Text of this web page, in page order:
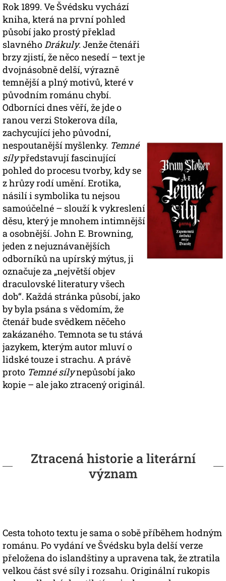
Rok 1899. Ve Švédsku vychází
kniha, která na první pohled
působí jako prostý překlad
slavnéhoDrákuly. Jenže čtenáři
brzy zjistí, že něco nesedí – text je
dvojnásobně delší, výrazně
temnější a plný motivů, které v
původním románu chybí.
Odborníci dnes věří, že jde o
ranou verzi Stokerova díla,
zachycující jeho původní,
nespoutanější myšlenky. Temné
sílypředstavují fascinující
pohled do procesu tvorby, kdy se
z hrůzy rodí umění. Erotika,
násilí i symbolika tu nejsou
samoúčelné – slouží k vykreslení
děsu, který je mnohem intimnější
a osobnější. John E. Browning,
jeden z nejuznávanějších
odborníků na upírský mýtus, ji
označuje za „největší objev
draculovské literatury všech
dob“. Každá stránka působí, jako
by byla psána s vědomím, že
čtenář bude svědkem něčeho
zakázaného. Temnota se tu stává
jazykem, kterým autor mluví o
lidské touze i strachu. A právě
proto Temné sílynepůsobí jako
kopie – ale jako ztracený originál.
Ztracená historie a literární
význam
Cesta tohoto textu je sama o sobě příběhem hodným
románu. Po vydání ve Švédsku byla delší verze
přeložena do islandštiny a upravena tak, že ztratila
velkou část své síly i rozsahu. Originální rukopis